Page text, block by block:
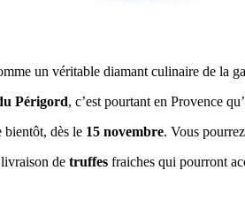
un véritable diamant culinaire de la
Périgord, c’est pourtant en Provence
bientôt, dès le 15 novembre. Vous
de truffes fraiches qui pourront